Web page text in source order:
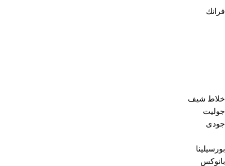
فرانك
خلاط شيف
جوليت
جودى
بورسيلينا
بانوكس